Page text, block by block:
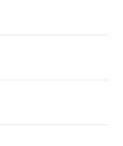
Upplösning
PQI (Picture Quality